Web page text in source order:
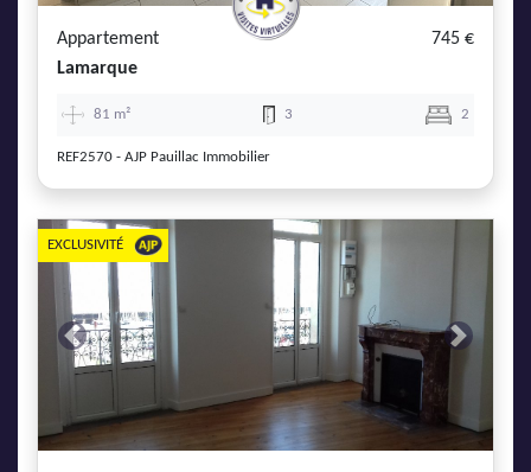
Appartement
745 €
Lamarque
81 m² 3 2
REF2570 - AJP Pauillac Immobilier
Previous Next
EXCLUSIVITÉ